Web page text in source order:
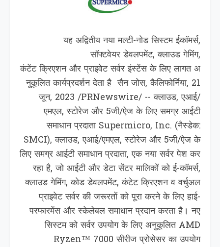
यह अद्वितीय नया मल्टी-नोड सिस्टम ईकाॅमर्स,
सॉफ्टवेयर डेवलपमेंट, क्लाउड गेमिंग,
कंटेंट क्रिएशन और प्राइवेट सर्वर इंस्टेंस के लिए लागत अ
नुकूलित कार्यप्रदर्शन देता है सैन जोस, कैलिफोर्निया, 21
जून, 2023 /PRNewswire/ -- क्लाउड, एआई/
एमएल, स्टोरेज और 5जी/ऐज के लिए समग्र आईटी
समाधान प्रदाता Supermicro, Inc. (नैस्‍डेक:
SMCI), क्लाउड, एआई/एमएल, स्टोरेज और 5जी/ऐज के
लिए समग्र आईटी समाधान प्रदाता, एक नया सर्वर पेश कर
रहा है, जो आईटी और डेटा सेंटर मालिकों को ई-कॉमर्स,
क्लाउड गेमिंग, कोड डेवलपमेंट, कंटेट क्रिएशन व वर्चुअल
प्राइवेट सर्वर की जरूरतों को पूरा करने के लिए हाई-
परफारमेंस और स्केलेबल समाधान प्रदान करता है। नए
सिस्टम को सर्वर उपयोग के लिए अनुकूलित AMD
Ryzen™ 7000 सीरीज प्रोसेसर का उपयोग